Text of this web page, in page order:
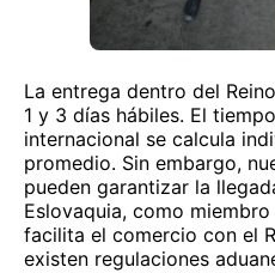
La entrega dentro del
1 y 3 días hábiles. El
internacional se calcula
promedio. Sin embargo,
pueden garantizar la
Eslovaquia, como
facilita el comercio con el
existen regulaciones